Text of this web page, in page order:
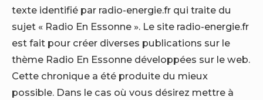
texte identifié par radio-energie.fr qui traite du
sujet « Radio En Essonne ». Le site radio-energie.fr
est fait pour créer diverses publications sur le
thème Radio En Essonne développées sur le web.
Cette chronique a été produite du mieux
possible. Dans le cas où vous désirez mettre à